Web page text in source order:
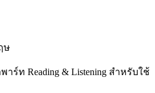
ษ
าร์ท Reading & Listening สำหรับใช้